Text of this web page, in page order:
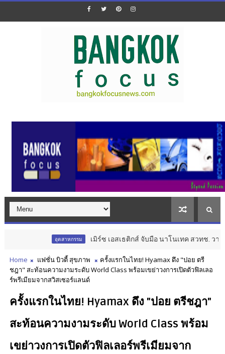
อุตสาหกรรม เมิร์ซ เอสเธติกส์ จับมือ นาโนเทค สวทช. วางราก
Home แฟชั่น บิวตี้ สุขภาพ
ครั้งแรกในไทย! Hyamax ดึง "ปอย ตรี
ชฎา" สะท้อนความงามระดับ World Class พร้อมเขย่าวงการเปิดตัวฟิลเลอ
ร์พรีเมียมจากสวิสเซอร์แลนด์
ครั้งแรกในไทย! Hyamax ดึง "ปอย ตรีชฎา"
สะท้อนความงามระดับ World Class พร้อม
เขย่าวงการเปิดตัวฟิลเลอร์พรีเมียมจาก